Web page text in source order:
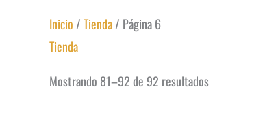
Inicio /Tienda/ Página 6
Tienda
Mostrando 81–92 de 92 resultados